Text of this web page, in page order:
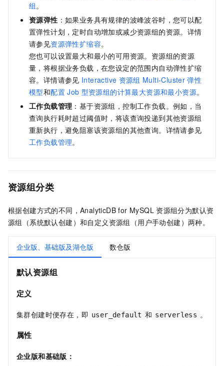
组。
资源弹性 ：如果业务具有规律的波峰波谷时，您可以配
置弹性计划，定时自动增加或减少资源组的资源。详情
请参见资源弹性扩缩容。
您也可以设置最大和最小的可用资源。资源组的资源
量，将根据业务负载，在您设定的范围内自动弹性扩缩
容。详情请参见 Interactive 资源组 Multi-Cluster 弹性
模型和配置 Job 型资源组的计算最大资源和最小资源。
工作负载管理 ：基于资源组，控制工作负载。例如，当
查询执行耗时超过阈值时，将该查询投递到其他资源组
重新执行，避免阻塞该资源组的其他查询。详情请参见
工作负载管理。
资源组分类
根据创建方式的不同， AnalyticDB for MySQL 资源组分为默认资
源组（系统默认创建）和自定义资源组（用户手动创建）两种。
企业版、基础版及湖仓版 数仓版
默认资源组
定义
集群创建时便存在，即 user_default 和 serverless 。
属性
企业版和基础版 ：